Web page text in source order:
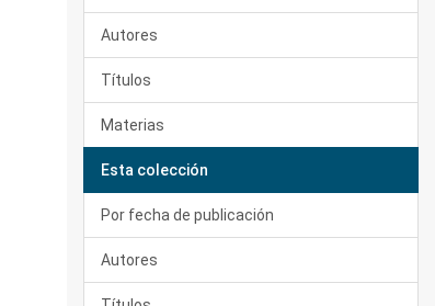
Autores
Títulos
Materias
Esta colección
Por fecha de publicación
Autores